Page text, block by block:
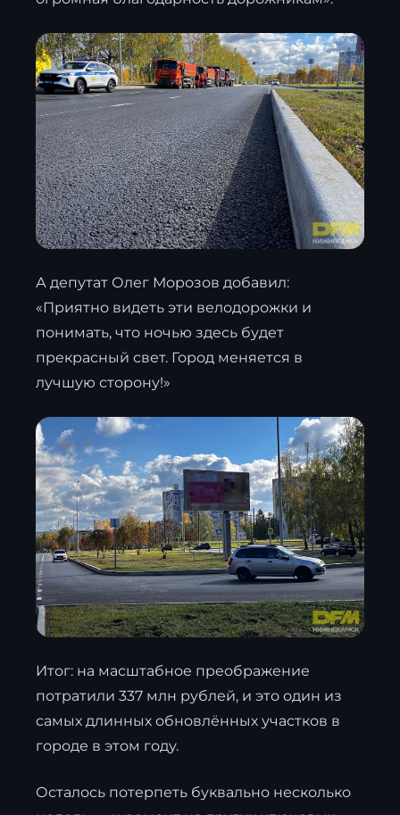
А депутат Олег Морозов добавил:
«Приятно видеть эти велодорожки и
понимать, что ночью здесь будет
прекрасный свет. Город меняется в
лучшую сторону!»
Итог: на масштабное преображение
потратили 337 млн рублей, и это один из
самых длинных обновлённых участков в
городе в этом году.
Осталось потерпеть буквально несколько